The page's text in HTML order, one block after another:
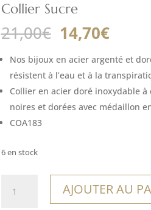
Collier Sucre
21,00€ Le
prix
initial
était :
21,00€.
14,70€Le
est :
Nos bijoux en acier argenté et
résistent à l’eau et à la
Collier en acier doré inoxydable
noires et dorées avec médaillon
COA183
6 en stock
AJOUTER AU